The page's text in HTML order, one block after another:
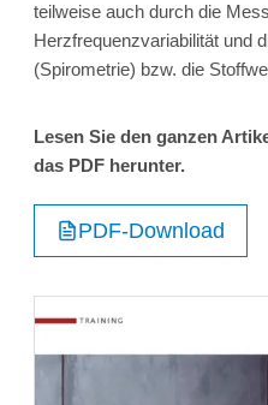
teilweise auch durch die
Herzfrequenzvariabilität und
(Spirometrie) bzw. die
Lesen Sie den ganzen
das PDF herunter.
PDF-Download